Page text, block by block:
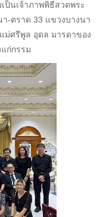
ป็นเจ้าภาพพิธีสวดพระ
-ตราด 33 แขวงบางนา
ม่ศรีพูล อุดล มารดาของ
ก่กรรม